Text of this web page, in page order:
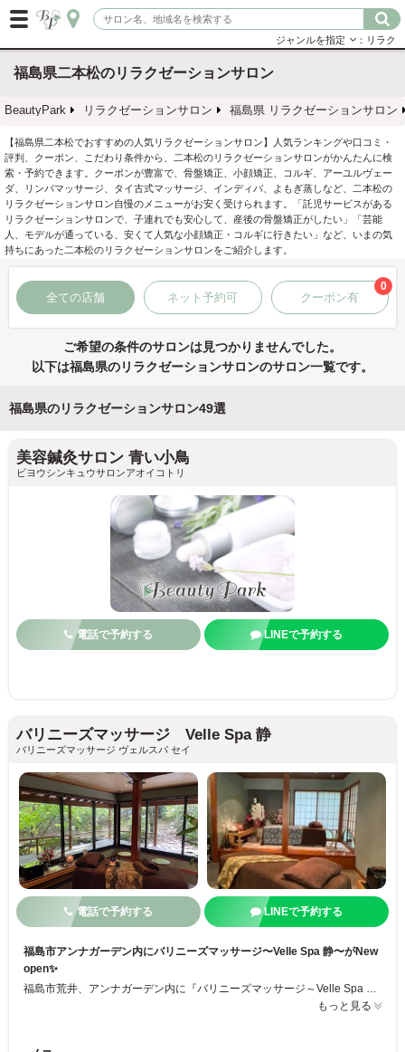
ジャンルを指定 ：リラク
福島県二本松のリラクゼーションサロン
BeautyPark リラクゼーションサロン 福島県 リラクゼーションサロン
【福島県二本松でおすすめの人気リラクゼーションサロン】人気ランキングや口コミ・
評判、クーポン、こだわり条件から、二本松のリラクゼーションサロンがかんたんに検
索・予約できます。クーポンが豊富で、骨盤矯正、小顔矯正、コルギ、アーユルヴェー
ダ、リンパマッサージ、タイ古式マッサージ、インディバ、よもぎ蒸しなど、二本松の
リラクゼーションサロン自慢のメニューがお安く受けられます。「託児サービスがある
リラクゼーションサロンで、子連れでも安心して、産後の骨盤矯正がしたい」「芸能
人、モデルが通っている、安くて人気な小顔矯正・コルギに行きたい」など、いまの気
持ちにあった二本松のリラクゼーションサロンをご紹介します。
全ての店舗 ネット予約可 クーポン有
0
ご希望の条件のサロンは見つかりませんでした。
以下は福島県のリラクゼーションサロンのサロン一覧です。
福島県のリラクゼーションサロン49選
美容鍼灸サロン 青い小鳥
ビヨウシンキュウサロンアオイコトリ
電話で予約する LINEで予約する
バリニーズマッサージ Velle Spa 静
バリニーズマッサージ ヴェルスパ セイ
電話で予約する LINEで予約する
福島市アンナガーデン内にバリニーズマッサージ〜Velle Spa 静〜がNew
open✨
福島市荒井、アンナガーデン内に『バリニーズマッサージ～Velle Spa 静～』がオープン！ 店内は、和とアジアンテイストが融合した雰囲気、窓辺には日本庭園が一面に広がる非日常空間⭐︎バリニーズマッサージの施術を受けながら、心と体をリフレッシュすることができる癒しのスパ。体の不調や悩みに合わせて施術を受けることができます。日常とは離れた空間でゆっくりとリラクゼーションタイムはいかがでしょうか？
もっと見る